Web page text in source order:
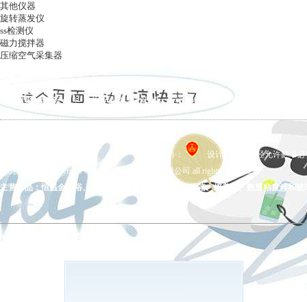
其他仪器
旋转蒸发仪
ss检测仪
磁力搅拌器
压缩空气采集器
ag凯发k8国际 | 关于ag凯发k8国际 | ag凯发k8国际的产品展示
备案号：
设计制作，未经允许翻录
ag凯发k8国际 copyright © 上海五相仪器仪表有限公司 all rights reserved.
主营产品：恒温金属浴、拍打式均质器、氮吹仪、干燥箱、培养箱、数显粘度计和
ag凯发k8国际的友情链接：